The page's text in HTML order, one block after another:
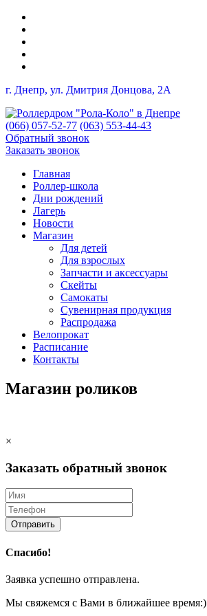
г. Днепр, ул. Дмитрия Донцова, 2A
(066) 057-52-77 (063) 553-44-43
Обратный звонок
Заказать звонок
Главная
Роллер-школа
Дни рождений
Лагерь
Новости
Магазин
Для детей
Для взрослых
Запчасти и аксессуары
Скейты
Самокаты
Сувенирная продукция
Распродажа
Велопрокат
Расписание
Контакты
Магазин роликов
×
Заказать обратный звонок
Отправить
Спасибо!
Заявка успешно отправлена.
Мы свяжемся с Вами в ближайшее время:)